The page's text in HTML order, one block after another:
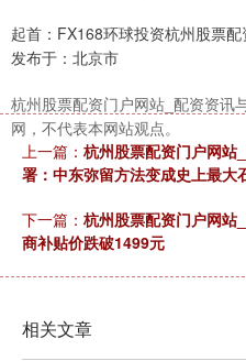
起首：FX168环球投资杭州股票
发布于：北京市
杭州股票配资门户网站_配资资讯
网，不代表本网站观点。
上一篇： 杭州股票配资门户网站
署：中东弥留方法变成史上最大
下一篇： 杭州股票配资门户网站
商补贴价跌破1499元
相关文章